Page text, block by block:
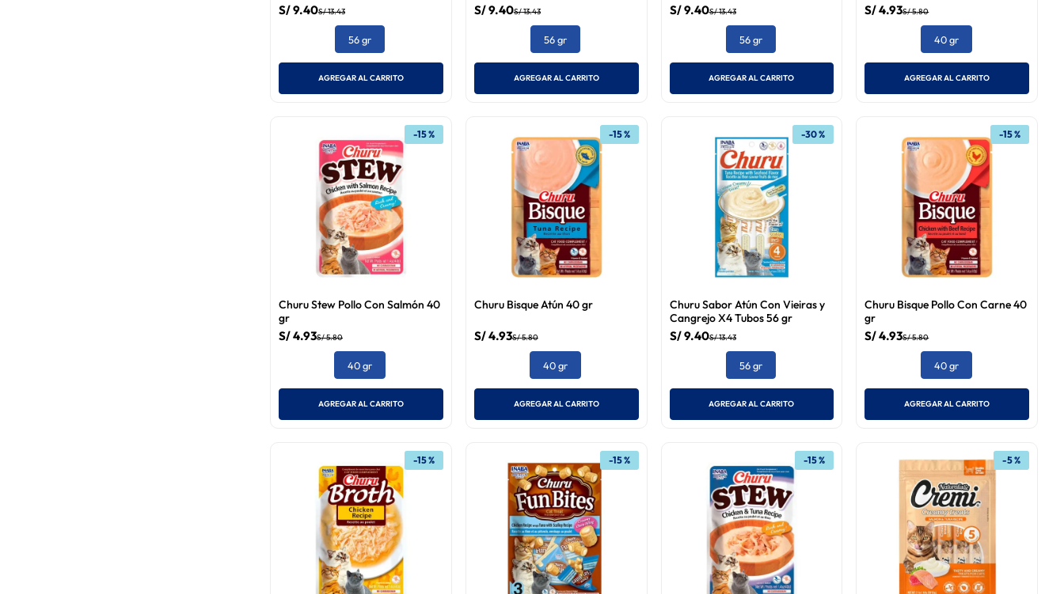
S/9.40S/13.43
56 gr
AGREGAR AL CARRITO
S/9.40S/13.43
56 gr
AGREGAR AL CARRITO
S/9.40S/13.43
56 gr
AGREGAR AL CARRITO
S/4.93S/5.80
40 gr
AGREGAR AL CARRITO
-15 %
Churu Stew Pollo Con Salmón 40
gr
S/4.93S/5.80
40 gr
AGREGAR AL CARRITO
-15 %
Churu Bisque Atún 40 gr
S/4.93S/5.80
40 gr
AGREGAR AL CARRITO
-30 %
Churu Sabor Atún Con Vieiras y
Cangrejo X4 Tubos 56 gr
S/9.40S/13.43
56 gr
AGREGAR AL CARRITO
-15 %
Churu Bisque Pollo Con Carne 40
gr
S/4.93S/5.80
40 gr
AGREGAR AL CARRITO
-15 % -15 % -15 % -5 %